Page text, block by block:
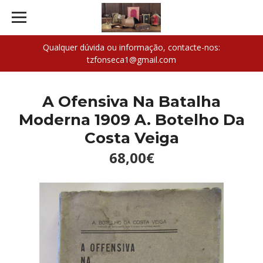
Qualquer dúvida ou informação, contacte-nos:
tzfonseca1@gmail.com
A Ofensiva Na Batalha
Moderna 1909 A. Botelho Da
Costa Veiga
68,00€